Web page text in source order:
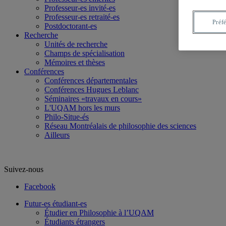
Professeur-es invité-es
Professeur-es retraité-es
Postdoctorant-es
Recherche
Unités de recherche
Champs de spécialisation
Mémoires et thèses
Conférences
Conférences départementales
Conférences Hugues Leblanc
Séminaires «travaux en cours»
L'UQAM hors les murs
Philo-Situe-és
Réseau Montréalais de philosophie des sciences
Ailleurs
Suivez-nous
Facebook
Futur-es étudiant-es
Étudier en Philosophie à l’UQAM
Étudiants étrangers